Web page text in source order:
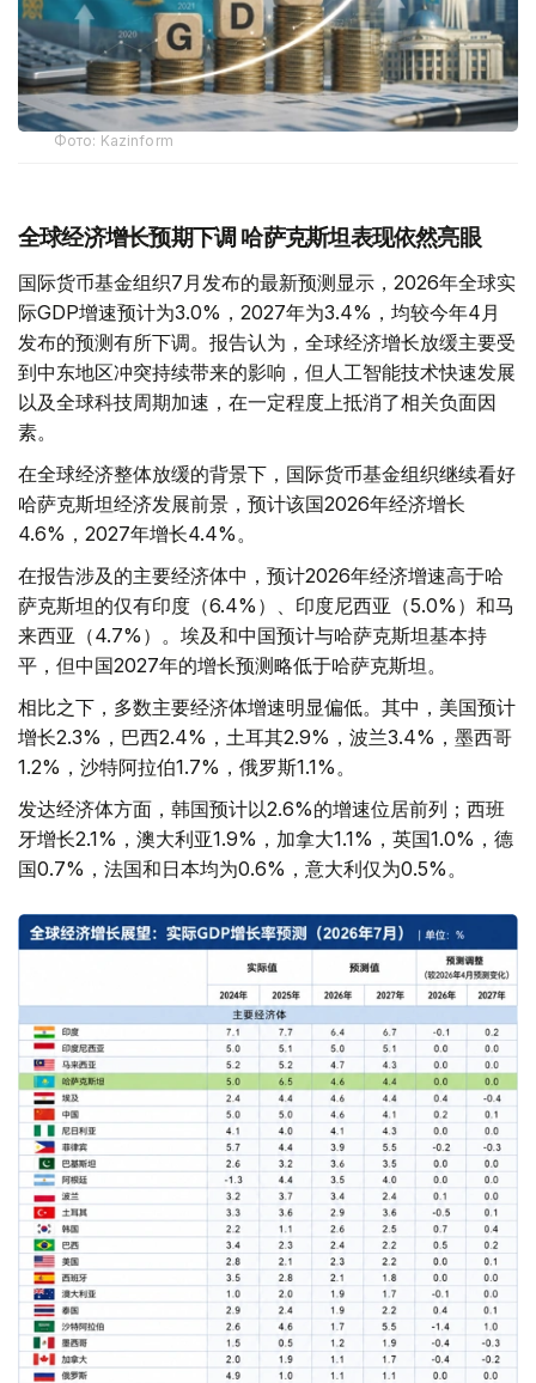
Фото: Kazinform
全球经济增长预期下调 哈萨克斯坦表现依然亮眼
国际货币基金组织7月发布的最新预测显示，2026年全球实
际GDP增速预计为3.0%，2027年为3.4%，均较今年4月
发布的预测有所下调。报告认为，全球经济增长放缓主要受
到中东地区冲突持续带来的影响，但人工智能技术快速发展
以及全球科技周期加速，在一定程度上抵消了相关负面因
素。
在全球经济整体放缓的背景下，国际货币基金组织继续看好
哈萨克斯坦经济发展前景，预计该国2026年经济增长
4.6%，2027年增长4.4%。
在报告涉及的主要经济体中，预计2026年经济增速高于哈
萨克斯坦的仅有印度（6.4%）、印度尼西亚（5.0%）和马
来西亚（4.7%）。埃及和中国预计与哈萨克斯坦基本持
平，但中国2027年的增长预测略低于哈萨克斯坦。
相比之下，多数主要经济体增速明显偏低。其中，美国预计
增长2.3%，巴西2.4%，土耳其2.9%，波兰3.4%，墨西哥
1.2%，沙特阿拉伯1.7%，俄罗斯1.1%。
发达经济体方面，韩国预计以2.6%的增速位居前列；西班
牙增长2.1%，澳大利亚1.9%，加拿大1.1%，英国1.0%，德
国0.7%，法国和日本均为0.6%，意大利仅为0.5%。